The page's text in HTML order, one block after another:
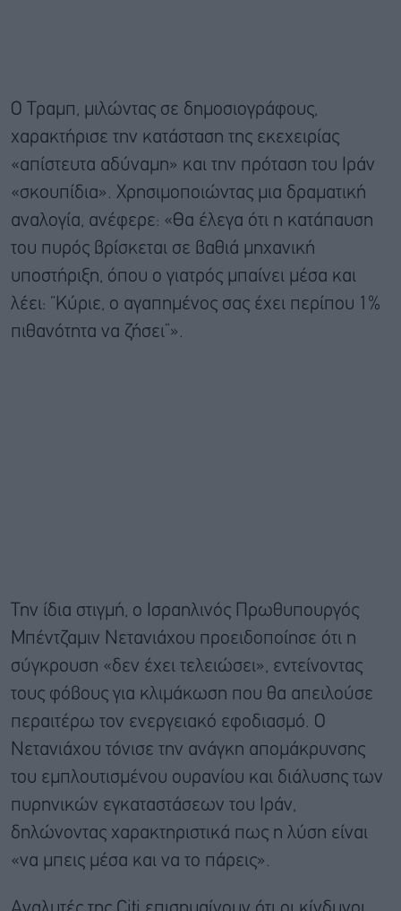
Ο Τραμπ, μιλώντας σε δημοσιογράφους,
χαρακτήρισε την κατάσταση της εκεχειρίας
«απίστευτα αδύναμη» και την πρόταση του Ιράν
«σκουπίδια». Χρησιμοποιώντας μια δραματική
αναλογία, ανέφερε: «Θα έλεγα ότι η κατάπαυση
του πυρός βρίσκεται σε βαθιά μηχανική
υποστήριξη, όπου ο γιατρός μπαίνει μέσα και
λέει: “Κύριε, ο αγαπημένος σας έχει περίπου 1%
πιθανότητα να ζήσει”».
Την ίδια στιγμή, ο Ισραηλινός Πρωθυπουργός
Μπέντζαμιν Νετανιάχου προειδοποίησε ότι η
σύγκρουση «δεν έχει τελειώσει», εντείνοντας
τους φόβους για κλιμάκωση που θα απειλούσε
περαιτέρω τον ενεργειακό εφοδιασμό. Ο
Νετανιάχου τόνισε την ανάγκη απομάκρυνσης
του εμπλουτισμένου ουρανίου και διάλυσης των
πυρηνικών εγκαταστάσεων του Ιράν,
δηλώνοντας χαρακτηριστικά πως η λύση είναι
«να μπεις μέσα και να το πάρεις».